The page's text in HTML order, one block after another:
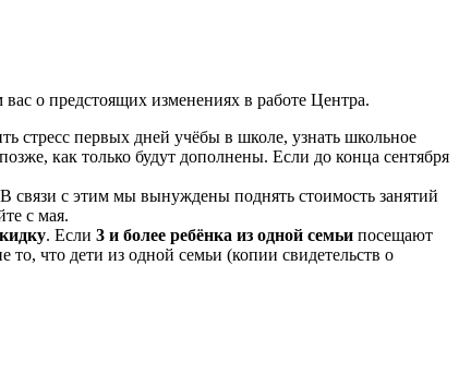
о предстоящих изменениях в работе Центра.
стресс первых дней учёбы в школе, узнать школьное
как только будут дополнены. Если до конца сентября
связи с этим мы вынуждены поднять стоимость занятий
с мая.
. Если 3 и более ребёнка из одной семьи посещают
что дети из одной семьи (копии свидетельств о